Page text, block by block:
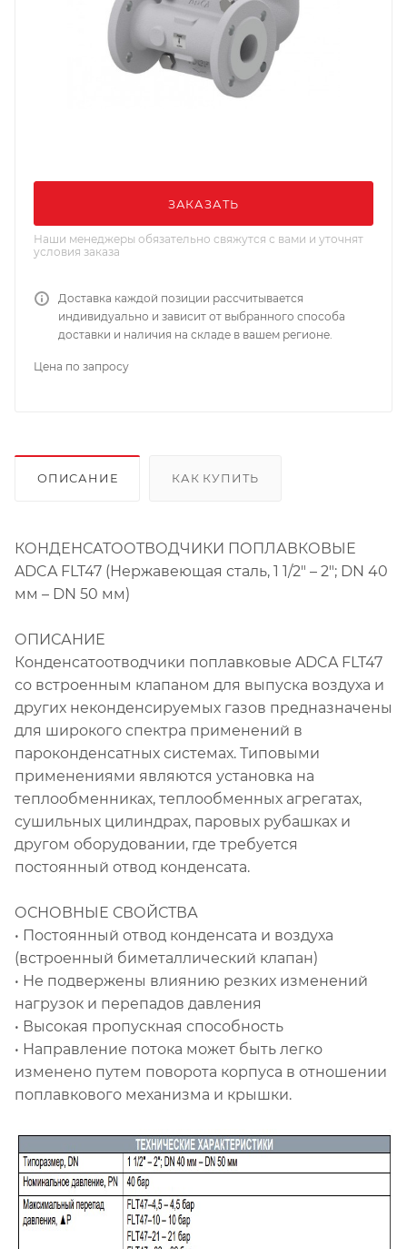
ЗАКАЗАТЬ
Наши менеджеры обязательно свяжутся с вами и уточнят
условия заказа
Доставка каждой позиции рассчитывается
индивидуально и зависит от выбранного способа
доставки и наличия на складе в вашем регионе.
Цена по запросу
ОПИСАНИЕ КАК КУПИТЬ
КОНДЕНСАТООТВОДЧИКИ ПОПЛАВКОВЫЕ
ADCA FLT47 (Нержавеющая сталь, 1 1/2″ – 2″; DN 40
мм – DN 50 мм)
ОПИСАНИЕ
Конденсатоотводчики поплавковые ADCA FLT47
со встроенным клапаном для выпуска воздуха и
других неконденсируемых газов предназначены
для широкого спектра применений в
пароконденсатных системах. Типовыми
применениями являются установка на
теплообменниках, теплообменных агрегатах,
сушильных цилиндрах, паровых рубашках и
другом оборудовании, где требуется
постоянный отвод конденсата.
ОСНОВНЫЕ СВОЙСТВА
• Постоянный отвод конденсата и воздуха
(встроенный биметаллический клапан)
• Не подвержены влиянию резких изменений
нагрузок и перепадов давления
• Высокая пропускная способность
• Направление потока может быть легко
изменено путем поворота корпуса в отношении
поплавкового механизма и крышки.